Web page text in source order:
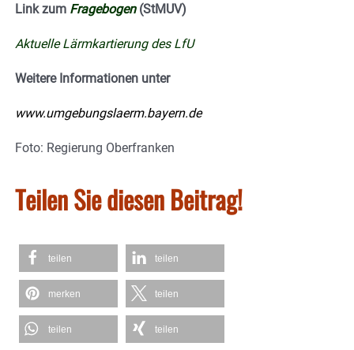
Link zum Fragebogen (StMUV)
Aktuelle Lärmkartierung des LfU
Weitere Informationen unter
www.umgebungslaerm.bayern.de
Foto: Regierung Oberfranken
Teilen Sie diesen Beitrag!
teilen teilen
merken teilen
teilen teilen